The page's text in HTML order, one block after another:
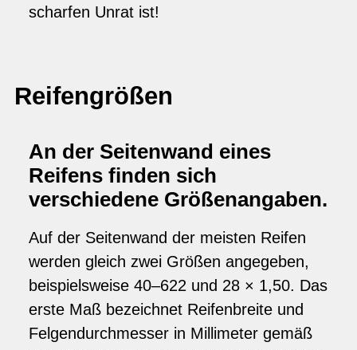
scharfen Unrat ist!
Reifengrößen
An der Seitenwand eines
Reifens finden sich
verschiedene Größenangaben.
Auf der Seitenwand der meisten Reifen
werden gleich zwei Größen angegeben,
beispielsweise 40–622 und 28 × 1,50. Das
erste Maß bezeichnet Reifenbreite und
Felgendurchmesser in Millimeter gemäß